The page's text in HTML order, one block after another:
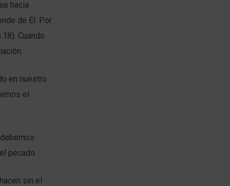
hacia
de Él. Por
Cuando
en nuestro
el
pecado.
sin el